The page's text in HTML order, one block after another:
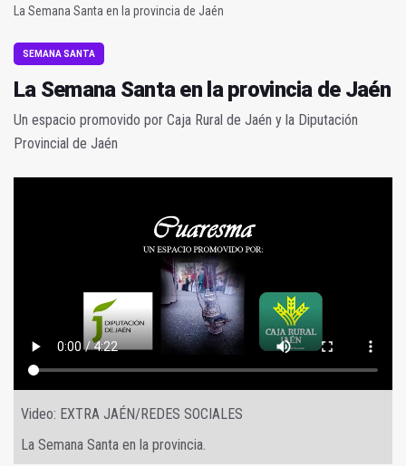
La Semana Santa en la provincia de Jaén
SEMANA SANTA
La Semana Santa en la provincia de Jaén
Un espacio promovido por Caja Rural de Jaén y la Diputación
Provincial de Jaén
Video: EXTRA JAÉN/REDES SOCIALES
La Semana Santa en la provincia.